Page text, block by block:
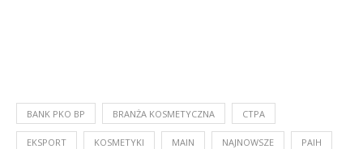
BANK PKO BP BRANŻA KOSMETYCZNA CTPA
EKSPORT KOSMETYKI MAIN NAJNOWSZE PAIH